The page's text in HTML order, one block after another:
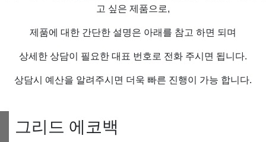
고 싶은 제품으로,
제품에 대한 간단한 설명은 아래를 참고 하면 되며
상세한 상담이 필요한 대표 번호로 전화 주시면 됩니다.
상담시 예산을 알려주시면 더욱 빠른 진행이 가능 합니다.
그리드 에코백